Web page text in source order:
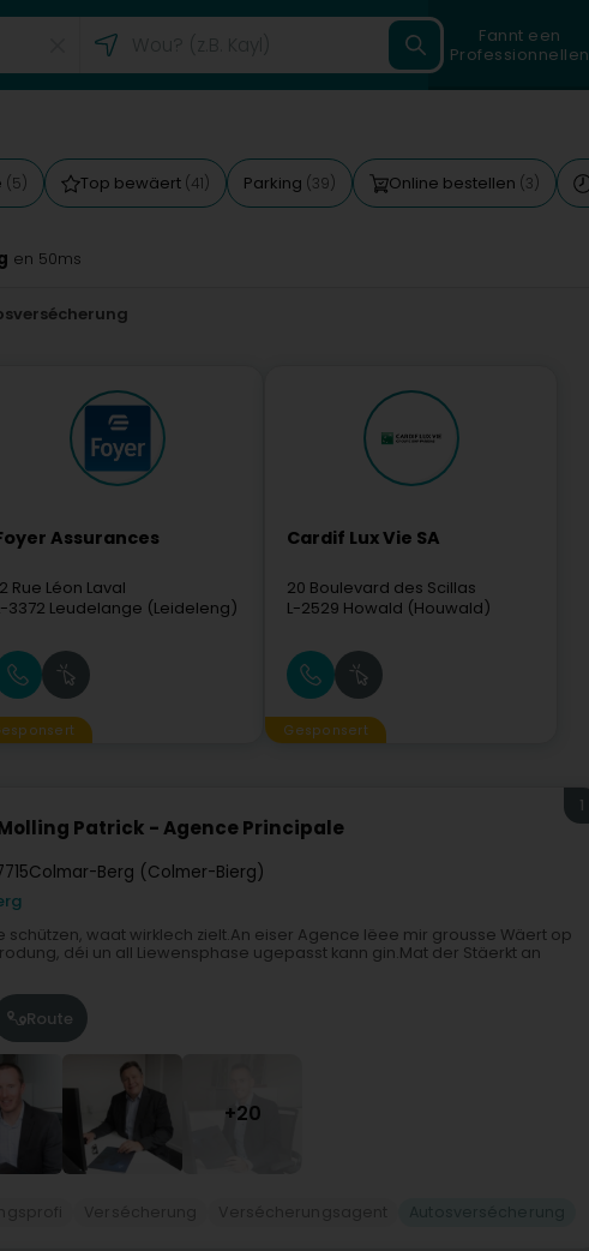
Fannt een
Professionnellen
(5) Top bewäert (41) Parking (39) Online bestellen (3)
en 50ms
Assurances
Rue Léon Laval
3372 Leudelange (Leideleng)
Cardif Lux Vie SA
20 Boulevard des Scillas
L-2529 Howald (Houwald)
Gesponsert
Patrick - Agence Principale
Colmar-Berg (Colmer-Bierg)
1
waat wirklech zielt.An eiser Agence lëee mir grousse Wäert op
déi un all Liewensphase ugepasst kann gin.Mat der Stäerkt an
Route
+20